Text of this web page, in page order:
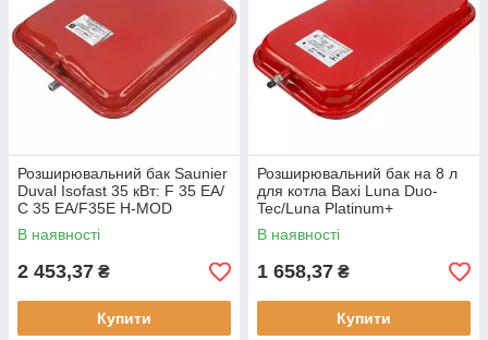
Розширювальний бак Saunier
Duval Isofast 35 кВт: F 35 EA/
С 35 EA/F35E H-MOD
В наявності
2 453,37 ₴
Купити
Розширювальний бак на 8 л
для котла Baxi Luna Duo-
Tec/Luna Platinum+
(710022500)
В наявності
1 658,37 ₴
Купити